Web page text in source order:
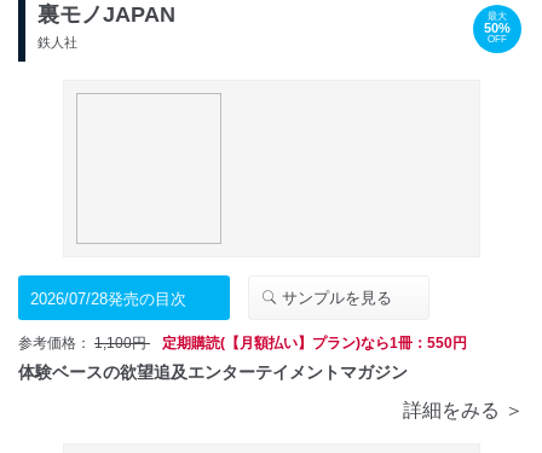
裏モノJAPAN
鉄人社
最大
50%
OFF
2026/07/28発売の目次 サンプルを見る
参考価格： 1,100円 定期購読(【月額払い】プラン)なら1冊：550円
体験ベースの欲望追及エンターテイメントマガジン
詳細をみる ＞